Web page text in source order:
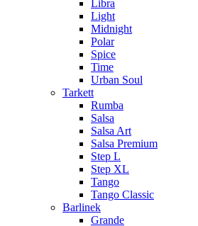
Libra
Light
Midnight
Polar
Spice
Time
Urban Soul
Tarkett
Rumba
Salsa
Salsa Art
Salsa Premium
Step L
Step XL
Tango
Tango Classic
Barlinek
Grande